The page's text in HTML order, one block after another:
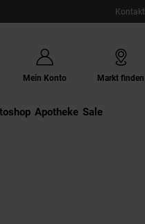
Kontakt
Mein Konto Markt finden
Link:
Externer Link:
Apotheke Sale